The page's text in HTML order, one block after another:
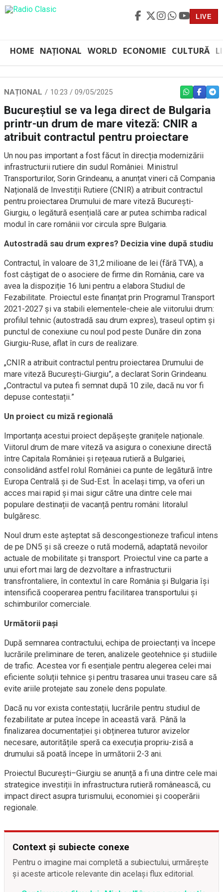
LIVE
HOME NAȚIONAL WORLD ECONOMIE CULTURĂ
NAȚIONAL 10:23 / 09/05/2025 WHATSAPP
Bucureștiul se va lega direct de Bulgaria
printr-un drum de mare viteză: CNIR a
atribuit contractul pentru proiectare
Un nou pas important a fost făcut în direcția modernizării
infrastructurii rutiere din sudul României. Ministrul
Transporturilor, Sorin Grindeanu, a anunțat vineri că Compania
Națională de Investiții Rutiere (CNIR) a atribuit contractul
pentru proiectarea Drumului de mare viteză București-
Giurgiu, o legătură esențială care ar putea schimba radical
modul în care românii vor circula spre Bulgaria.
Autostradă sau drum expres? Decizia vine după studiu
Contractul, în valoare de 31,2 milioane de lei (fără TVA), a
fost câștigat de o asociere de firme din România, care va
avea la dispoziție 16 luni pentru a elabora Studiul de
Fezabilitate. Proiectul este finanțat prin Programul Transport
2021-2027 și va stabili elementele-cheie ale viitorului drum:
profilul tehnic (autostradă sau drum expres), traseul optim și
punctul de conexiune cu noul pod peste Dunăre din zona
Giurgiu-Ruse, aflat în curs de realizare.
„CNIR a atribuit contractul pentru proiectarea Drumului de
mare viteză București-Giurgiu”, a declarat Sorin Grindeanu.
„Contractul va putea fi semnat după 10 zile, dacă nu vor fi
depuse contestații.”
Un proiect cu miză regională
Importanța acestui proiect depășește granițele naționale.
Viitorul drum de mare viteză va asigura o conexiune directă
între Capitala României și rețeaua rutieră a Bulgariei,
consolidând astfel rolul României ca punte de legătură între
Europa Centrală și de Sud-Est. În același timp, va oferi un
acces mai rapid și mai sigur către una dintre cele mai
populare destinații de vacanță pentru români: litoralul
bulgăresc.
Noul drum este așteptat să descongestioneze traficul intens
de pe DN5 și să creeze o rută modernă, adaptată nevoilor
actuale de mobilitate și transport. Proiectul vine ca parte a
unui efort mai larg de dezvoltare a infrastructurii
transfrontaliere, în contextul în care România și Bulgaria își
intensifică cooperarea pentru facilitarea transportului și
schimburilor comerciale.
Următorii pași
După semnarea contractului, echipa de proiectanți va începe
lucrările preliminare de teren, analizele geotehnice și studiile
de trafic. Acestea vor fi esențiale pentru alegerea celei mai
eficiente soluții tehnice și pentru trasarea unui traseu care să
evite ariile protejate sau zonele dens populate.
Dacă nu vor exista contestații, lucrările pentru studiul de
fezabilitate ar putea începe în această vară. Până la
finalizarea documentației și obținerea tuturor avizelor
necesare, autoritățile speră ca execuția propriu-zisă a
drumului să poată începe în următorii 2-3 ani.
Proiectul București–Giurgiu se anunță a fi una dintre cele mai
strategice investiții în infrastructura rutieră românească, cu
impact direct asupra turismului, economiei și cooperării
regionale.
Context și subiecte conexe
Pentru o imagine mai completă a subiectului, urmărește
și aceste articole relevante din același flux editorial.